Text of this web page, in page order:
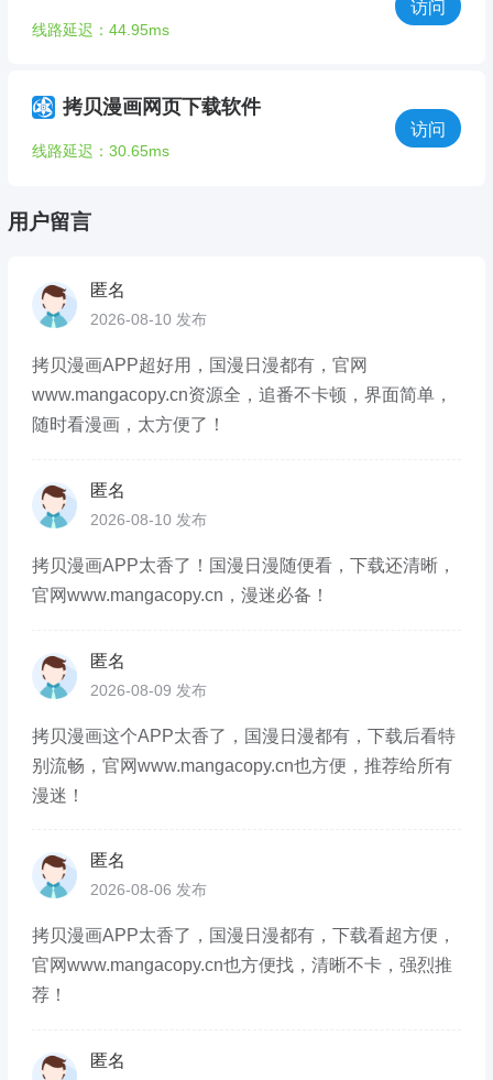
线路延迟：44.95ms
访问
拷贝漫画网页下载软件
线路延迟：30.65ms
访问
用户留言
匿名
2026-08-10 发布
拷贝漫画APP超好用，国漫日漫都有，官网
www.mangacopy.cn资源全，追番不卡顿，界面简单，
随时看漫画，太方便了！
匿名
2026-08-10 发布
拷贝漫画APP太香了！国漫日漫随便看，下载还清晰，
官网www.mangacopy.cn，漫迷必备！
匿名
2026-08-09 发布
拷贝漫画这个APP太香了，国漫日漫都有，下载后看特
别流畅，官网www.mangacopy.cn也方便，推荐给所有
漫迷！
匿名
2026-08-06 发布
拷贝漫画APP太香了，国漫日漫都有，下载看超方便，
官网www.mangacopy.cn也方便找，清晰不卡，强烈推
荐！
匿名